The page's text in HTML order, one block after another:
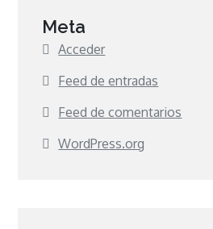
Meta
Acceder
Feed de entradas
Feed de comentarios
WordPress.org